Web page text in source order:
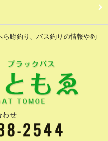
鮒釣り、バス釣りの情報や釣
わせ